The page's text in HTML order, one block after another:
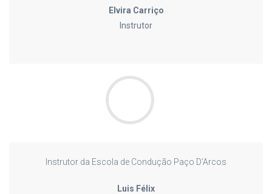
Elvira Carriço
Instrutor
Instrutor da Escola de Condução Paço D’Arcos
Luis Félix